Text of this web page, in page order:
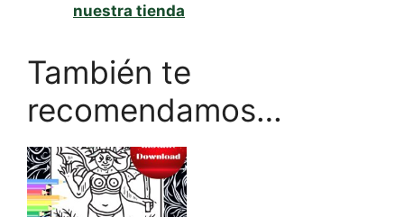
nuestra tienda
También te
recomendamos…